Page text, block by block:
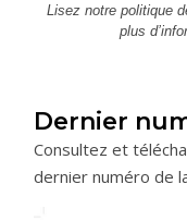
Lisez notre politique
plus
Dernier
Consultez et
dernier numéro de